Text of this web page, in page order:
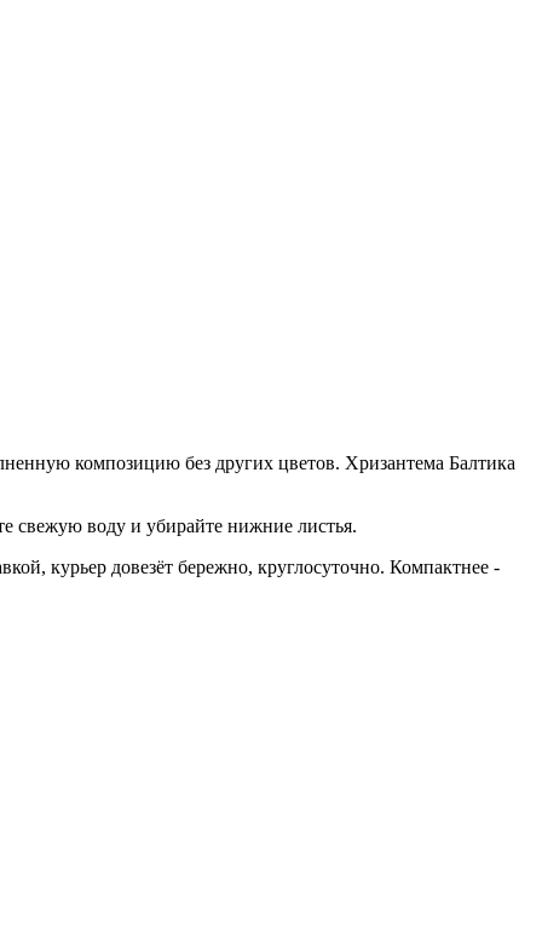
композицию без других цветов. Хризантема Балтика
свежую воду и убирайте нижние листья.
курьер довезёт бережно, круглосуточно. Компактнее -